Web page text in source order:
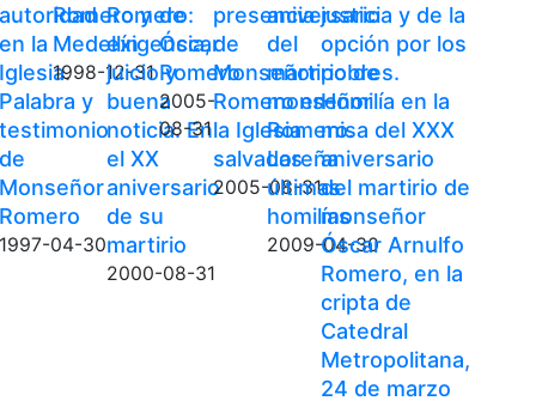
autoridad
en la
Iglesia.
Palabra y
testimonio
de
Monseñor
Romero
1997-04-30
Romero y
Medellín
1998-12-31
Romero:
exigencia,
juicio y
buena
noticia. En
el XX
aniversario
de su
martirio
2000-08-31
de
Óscar
Romero
2005-
08-31
presencia
de
Monseñor
Romero en
la Iglesia
salvadoreña
2005-08-31
aniversario
del
martirio de
monseñor
Romero.
Las
últimas
homilías
2009-04-30
justicia y de la
opción por los
pobres.
Homilía en la
misa del XXX
aniversario
del martirio de
monseñor
Óscar Arnulfo
Romero, en la
cripta de
Catedral
Metropolitana,
24 de marzo